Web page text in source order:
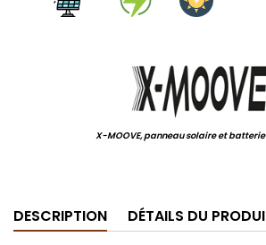
X-MOOVE, panneau solaire et
DESCRIPTION DÉTAILS DU